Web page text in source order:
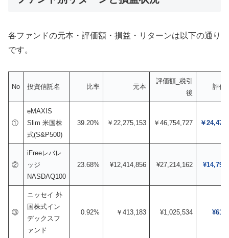
各ファンドの元本・評価額・損益・リターンは以下の通り
です。
No 投資信託名 比率 元本
評価額_税引
後
評価
①
eMAXIS
Slim 米国株
式(S&P500)
39.20% ￥22,275,153 ￥46,754,727 ￥24,479,
②
iFreeレバレ
ッジ
NASDAQ100
23.68% ¥12,414,856 ¥27,214,162
③
ニッセイ 外
国株式イン
デックスフ
ァンド
0.92% ￥413,183 ¥1,025,534